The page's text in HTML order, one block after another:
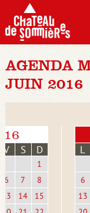
AGENDA
JUIN 2016
V S D
1
6
7
8
13
14
15
L
6
13